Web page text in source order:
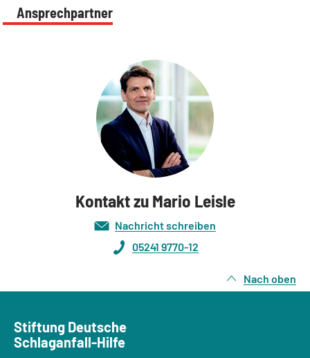
Ansprechpartner
Kontakt zu Mario Leisle
Nachricht schreiben
05241 9770-12
Nach oben
Stiftung Deutsche
Schlaganfall-Hilfe